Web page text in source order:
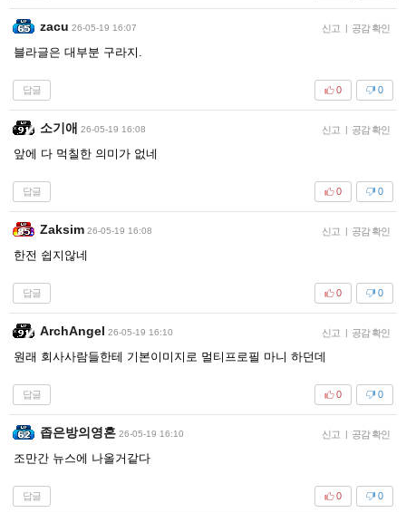
zacu 26-05-19 16:07 신고 | 공감 확인
블라글은 대부분 구라지.
답글 0
0
소기애 26-05-19 16:08 신고 | 공감 확인
앞에 다 먹칠한 의미가 없네
답글 0
0
Zaksim 26-05-19 16:08 신고 | 공감 확인
한전 쉽지않네
답글 0
0
ArchAngel 26-05-19 16:10 신고 | 공감 확인
원래 회사사람들한테 기본이미지로 멀티프로필 마니 하던데
답글 0
0
좁은방의영혼 26-05-19 16:10 신고 | 공감 확인
조만간 뉴스에 나올거같다
답글 0
0